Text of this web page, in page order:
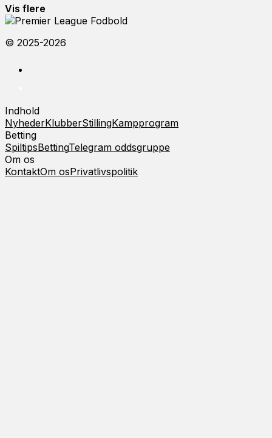
Vis flere
© 2025-2026
Indhold
NyhederKlubberStillingKampprogram
Betting
SpiltipsBettingTelegram oddsgruppe
Om os
KontaktOm osPrivatlivspolitik